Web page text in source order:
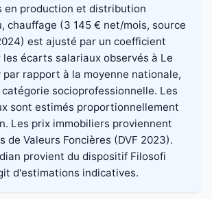
en production et distribution
chauffage (3 145 € net/mois, source
est ajusté par un coefficient
les écarts salariaux observés à Le
rapport à la moyenne nationale,
catégorie socioprofessionnelle. Les
sont estimés proportionnellement
Les prix immobiliers proviennent
de Valeurs Foncières (DVF 2023).
provient du dispositif Filosofi
d'estimations indicatives.